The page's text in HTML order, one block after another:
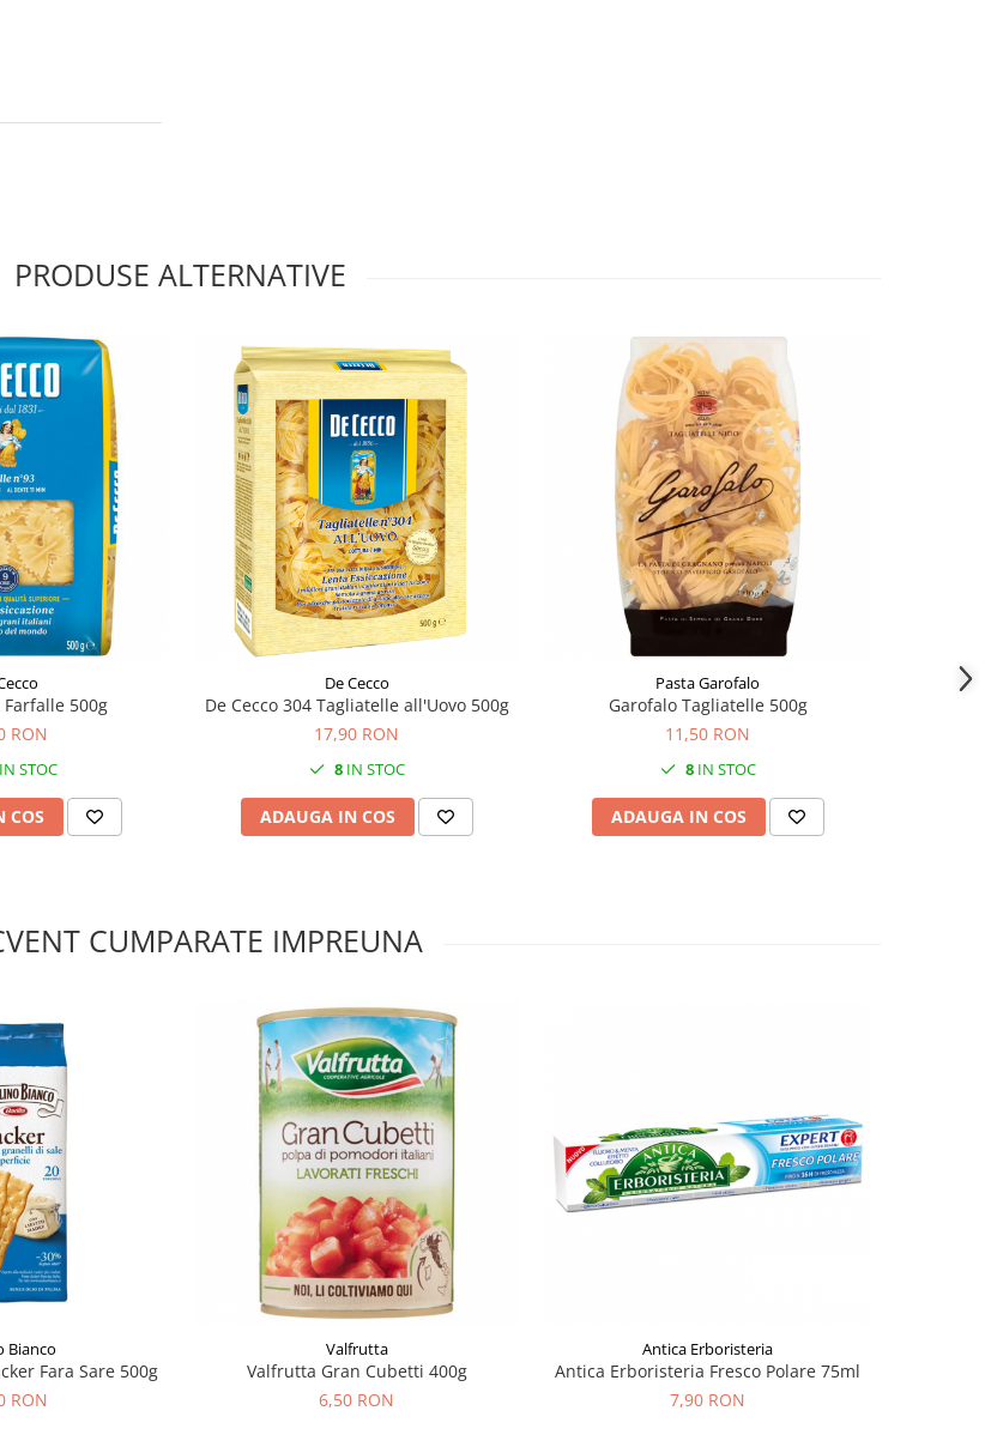
PRODUSE ALTERNATIVE
Farfalle 500g
RON
STOC
COS
De Cecco
De Cecco 304 Tagliatelle all'Uovo 500g
17,90 RON
8IN STOC
ADAUGA IN COS
Pasta Garofalo
Garofalo Tagliatelle 500g
11,50 RON
8IN STOC
ADAUGA IN COS
CUMPARATE IMPREUNA
Bianco
Fara Sare 500g
RON
Valfrutta
Valfrutta Gran Cubetti 400g
6,50 RON
Antica Erboristeria
Antica Erboristeria Fresco Polare 75ml
7,90 RON